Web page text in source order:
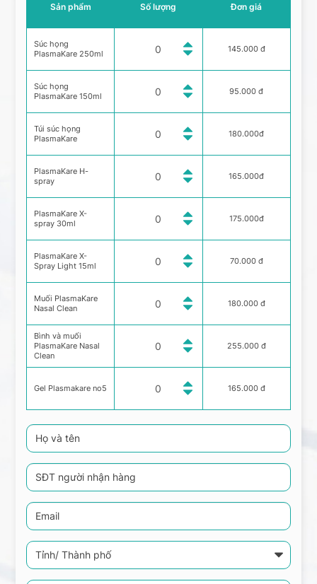
Sản phẩm
Súc họng
PlasmaKare 250ml
Súc họng
PlasmaKare 150ml
Túi súc họng
PlasmaKare
PlasmaKare H-
spray
PlasmaKare X-
spray 30ml
PlasmaKare X-
Spray Light 15ml
Muối PlasmaKare
Nasal Clean
Bình và muối
PlasmaKare Nasal
Clean
Gel Plasmakare no5
Số lượng Đơn giá
145.000 đ
95.000 đ
180.000đ
165.000đ
175.000đ
70.000 đ
180.000 đ
255.000 đ
165.000 đ